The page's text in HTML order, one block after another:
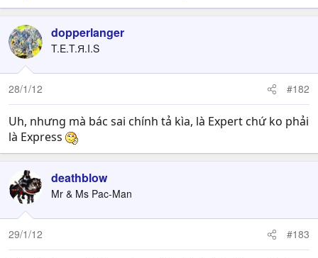
dopperlanger
T.E.T.Я.I.S
28/1/12 #182
Uh, nhưng mà bác sai chính tả kìa, là Expert chứ ko phải
là Express
deathblow
Mr & Ms Pac-Man
29/1/12 #183